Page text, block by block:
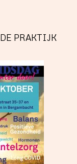
DE PRAKTIJK